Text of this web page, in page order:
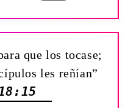
que los tocase;
les reñían”